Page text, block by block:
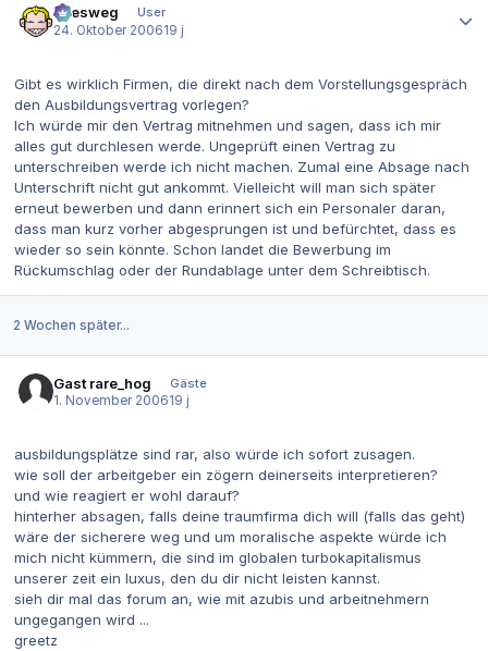
allesweg
User
24. Oktober 200619 j
Gibt es wirklich Firmen, die direkt nach dem Vorstellungsgespräch
den Ausbildungsvertrag vorlegen?
Ich würde mir den Vertrag mitnehmen und sagen, dass ich mir
alles gut durchlesen werde. Ungeprüft einen Vertrag zu
unterschreiben werde ich nicht machen. Zumal eine Absage nach
Unterschrift nicht gut ankommt. Vielleicht will man sich später
erneut bewerben und dann erinnert sich ein Personaler daran,
dass man kurz vorher abgesprungen ist und befürchtet, dass es
wieder so sein könnte. Schon landet die Bewerbung im
Rückumschlag oder der Rundablage unter dem Schreibtisch.
2 Wochen später...
Gast rare_hog
Gäste
1. November 200619 j
ausbildungsplätze sind rar, also würde ich sofort zusagen.
wie soll der arbeitgeber ein zögern deinerseits interpretieren?
und wie reagiert er wohl darauf?
hinterher absagen, falls deine traumfirma dich will (falls das geht)
wäre der sicherere weg und um moralische aspekte würde ich
mich nicht kümmern, die sind im globalen turbokapitalismus
unserer zeit ein luxus, den du dir nicht leisten kannst.
sieh dir mal das forum an, wie mit azubis und arbeitnehmern
ungegangen wird ...
greetz